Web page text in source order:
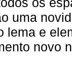
uma
lema e
novo